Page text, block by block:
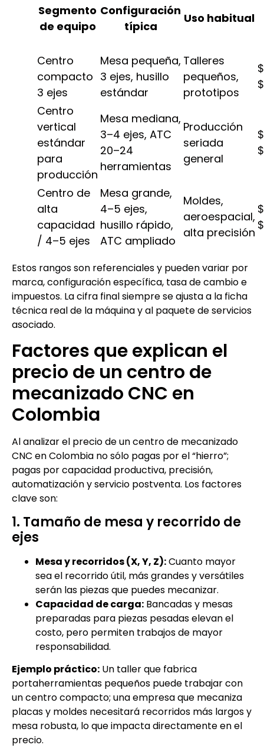
Segmento
de equipo
Configuración
típica
Uso habitual
Centro
compacto
3 ejes
Mesa pequeña,
3 ejes, husillo
estándar
Talleres
pequeños,
prototipos
Centro
vertical
estándar
para
producción
Mesa mediana,
3–4 ejes, ATC
20–24
herramientas
Producción
seriada
general
Centro de
alta
capacidad
/ 4–5 ejes
Mesa grande,
4–5 ejes,
husillo rápido,
ATC ampliado
Moldes,
aeroespacial,
alta precisión
Estos rangos son referenciales y pueden variar por
marca, configuración específica, tasa de cambio e
impuestos. La cifra final siempre se ajusta a la ficha
técnica real de la máquina y al paquete de servicios
asociado.
Factores que explican el
precio de un centro de
mecanizado CNC en
Colombia
Al analizar el precio de un centro de mecanizado
CNC en Colombia no sólo pagas por el “hierro”;
pagas por capacidad productiva, precisión,
automatización y servicio postventa. Los factores
clave son:
1. Tamaño de mesa y recorrido de
ejes
Mesa y recorridos (X, Y, Z):Cuanto mayor
sea el recorrido útil, más grandes y versátiles
serán las piezas que puedes mecanizar.
Capacidad de carga: Bancadas y mesas
preparadas para piezas pesadas elevan el
costo, pero permiten trabajos de mayor
responsabilidad.
Ejemplo práctico: Un taller que fabrica
portaherramientas pequeños puede trabajar con
un centro compacto; una empresa que mecaniza
placas y moldes necesitará recorridos más largos y
mesa robusta, lo que impacta directamente en el
precio.